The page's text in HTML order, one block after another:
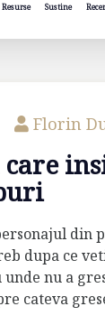
Resurse Sustine
Florin
din
dupa ce
unde nu a
cateva